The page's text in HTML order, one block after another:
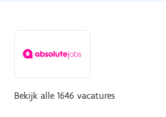
Bekijk alle 1646 vacatures